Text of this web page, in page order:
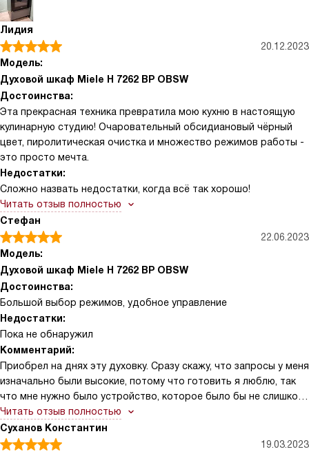
дисплей DirectSensor S оказался понятным с первого раза:
поменять режим или поставить таймер можно одной рукой, не
отвлекаясь от других дел. Очень выручают автоматические
программы и автоматика жарения — редко приходится
угадать режим, а конвекция плюс и гриль с обдувом дают
ровную корочку и красивую запеканку. После семейного ужина
самое неприятное — чистка, но пиролитическая очистка
изменила подход: просто запустить цикл, подождать и
протереть остатки. Блокировка дверцы во время пиролиза и
защита от случайного включения добавляют спокойствия,
особенно когда в доме дети. Телескопические направляющие
FlexiClip и система SoftClose сделали выгрузку противней
безопасной и удобной; однажды, когда из духовки вынимала
горячий противень, направляющие спасли от опрокидывания.
Противни и решётка с покрытием PerfectClean действительно
облегчают уход — жир и остатки пищи удаляются легче, чем с
обычных противней. Галогенный свет внутри позволяет быстро
заглянуть, не открывая дверцу, а индикация фактической
температуры помогает точнее соблюдать рецепты. За время
использования прибор работал стабильно, таймер и
индикация температуры помогают планировать несколько
блюд одновременно. Наличие режима размораживания и
интенсивного выпекания пригодилось не раз, когда нужно
было быстро привести продукты в рабочее состояние. В
общем, техника упрощает ежедневную рутину и даёт
уверенный результат; я довольна покупкой.
Лидия
20.12.2023
Модель:
Духовой шкаф Miele H 7262 BP OBSW
Достоинства:
Эта прекрасная техника превратила мою кухню в настоящую
кулинарную студию! Очаровательный обсидиановый чёрный
цвет, пиролитическая очистка и множество режимов работы -
это просто мечта.
Недостатки:
Сложно назвать недостатки, когда всё так хорошо!
Читать отзыв полностью
Стефан
22.06.2023
Модель:
Духовой шкаф Miele H 7262 BP OBSW
Достоинства:
Большой выбор режимов, удобное управление
Недостатки:
Пока не обнаружил
Комментарий:
Приобрел на днях эту духовку. Сразу скажу, что запросы у меня
изначально были высокие, потому что готовить я люблю, так
что мне нужно было устройство, которое было бы не слишком
дорогим, но со всеми удобствами. И совру, если скажу, что
покупкой не доволен. Во-первых, меня порадовало количество
режимов – не так много, чтобы запутаться, но и не так мало,
Читать отзыв полностью
Суханов Константин
19.03.2023